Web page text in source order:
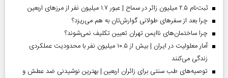
ثبت‌نام ۲.۵ میلیون زائر در سماح | عبور ۱.۷ میلیون نفر از مرز‌های اربعین
چرا بعد از سفرهای طولانی گوارش‌تان به هم می‌ریزد؟
چرا ساختمان‌های ناایمن تهران تعیین تکلیف نمی‌شوند؟
آمار معلولیت در ایران | بیش از ۱۰.۵ میلیون نفر با محدودیت عملکردی
زندگی می‌کنند
توصیه‌های طب سنتی برای زائران اربعین | بهترین نوشیدنی ضد عطش و